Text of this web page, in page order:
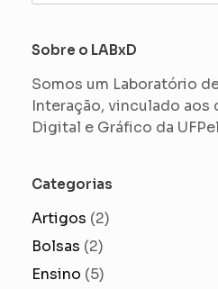
Sobre o LABxD
Somos um Laboratório
Interação, vinculado aos
Digital e Gráfico da
Categorias
Artigos (2)
Bolsas (2)
Ensino (5)